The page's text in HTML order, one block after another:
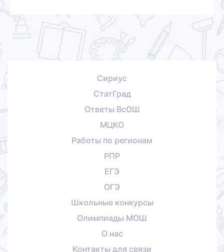
Сириус
СтатГрад
Ответы ВсОШ
МЦКО
Работы по регионам
РПР
ЕГЭ
ОГЭ
Школьные конкурсы
Олимпиады МОШ
О нас
Контакты для связи